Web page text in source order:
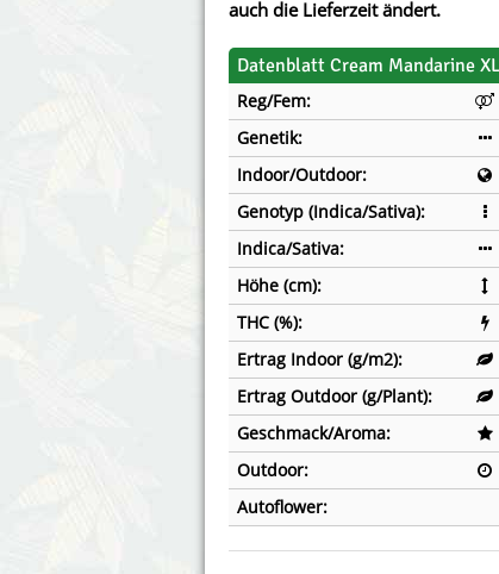
auch die Lieferzeit ändert.
Datenblatt Cream Mandarine
Reg/Fem:
Genetik:
Indoor/Outdoor:
Genotyp (Indica/Sativa):
Indica/Sativa:
Höhe (cm):
THC (%):
Ertrag Indoor (g/m2):
Ertrag Outdoor (g/Plant):
Geschmack/Aroma:
Outdoor:
Autoflower: